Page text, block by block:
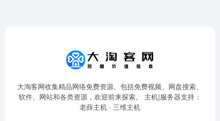
大淘客网收集精品网络免费资源、包括免费视频、网盘搜索、
软件、网站和各类资源，欢迎前来探索。 主机|服务器支持：
老薛主机 · 三维主机